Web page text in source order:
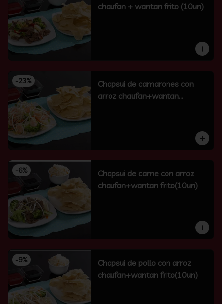
chaufan + wantan frito (10un)
-23%
Chapsui de camarones con
arroz chaufan+wantan
-6%
Chapsui de carne con arroz
chaufan+wantan frito(10un)
-9%
Chapsui de pollo con arroz
chaufan+wantan frito(10un)